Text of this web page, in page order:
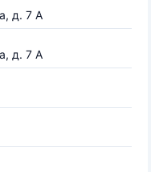
д. 7 А
д. 7 А